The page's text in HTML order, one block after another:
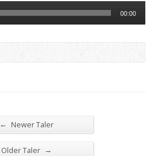
00:00
← Newer Taler
Older Taler →